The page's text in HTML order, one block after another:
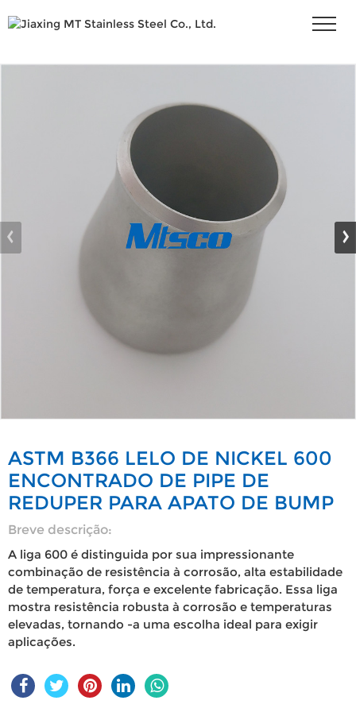
ASTM B366 LELO DE NICKEL 600
ENCONTRADO DE PIPE DE
REDUPER PARA APATO DE BUMP
Breve descrição:
A liga 600 é distinguida por sua impressionante
combinação de resistência à corrosão, alta estabilidade
de temperatura, força e excelente fabricação. Essa liga
mostra resistência robusta à corrosão e temperaturas
elevadas, tornando -a uma escolha ideal para exigir
aplicações.